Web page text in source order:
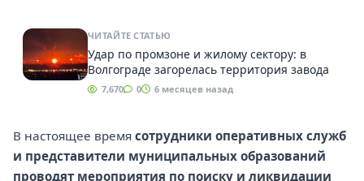
ЧИТАЙТЕ СТАТЬЮ
Удар по промзоне и жилому сектору: в
Волгограде загорелась территория завода
7,670 0 6 месяцев назад
В настоящее время сотрудники оперативных служб
и представители муниципальных образований
проводят мероприятия по поиску и ликвидации